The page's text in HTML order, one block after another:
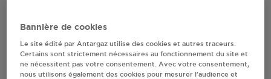
Antargaz à JAVERDAT, l'adresse, le numéro de téléphone de
votre stations GPL ou distributeurs de bouteilles de gaz.
1 revendeur(s) Antargaz
Bannière de cookies
Le site édité par Antargaz utilise des cookies et autres traceurs.
Certains sont strictement nécessaires au fonctionnement du site et
ne nécessitent pas votre consentement. Avec votre consentement,
nous utilisons également des cookies pour mesurer l’audience et